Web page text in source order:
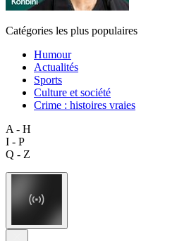
Catégories les plus populaires
Humour
Actualités
Sports
Culture et société
Crime : histoires vraies
A - H
I - P
Q - Z